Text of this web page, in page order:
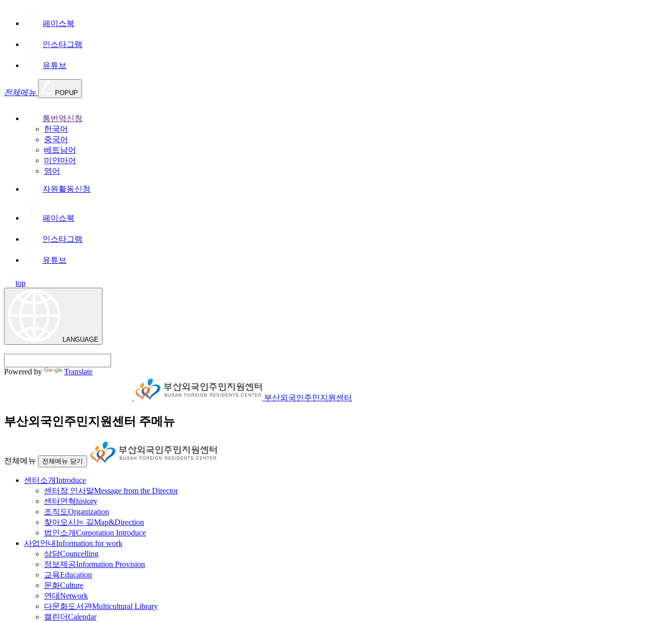
페이스북
인스타그램
유튜브
전체메뉴 POPUP
통번역신청
한국어
중국어
베트남어
미얀마어
영어
자원활동신청
페이스북
인스타그램
유튜브
top
LANGUAGE
Powered by Translate
부산외국인주민지원센터
부산외국인주민지원센터 주메뉴
전체메뉴 전체메뉴 닫기
센터소개Introduce
센터장 인사말Message from the Director
센터연혁history
조직도Organization
찾아오시는 길Map&Direction
법인소개Corporation Introduce
사업안내Information for work
상담Councelling
정보제공Information Provision
교육Education
문화Culture
연대Network
다문화도서관Multicultural Library
캘린더Calendar